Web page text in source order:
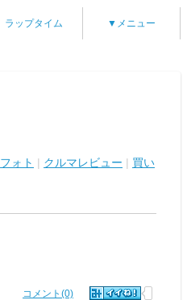
ラップタイム ▼メニュー
フォト | クルマレビュー | 買い
コメント(0)